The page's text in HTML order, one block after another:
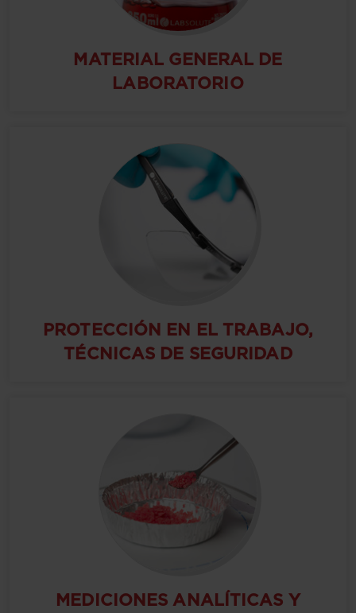
MATERIAL GENERAL DE
LABORATORIO
PROTECCIÓN EN EL TRABAJO,
TÉCNICAS DE SEGURIDAD
MEDICIONES ANALÍTICAS Y